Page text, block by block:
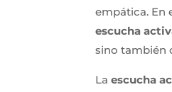
empática. En
escucha
sino también
Laescucha